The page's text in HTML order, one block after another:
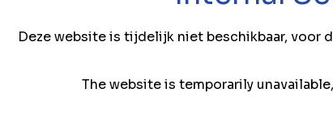
Deze website is tijdelijk niet beschikbaar, voor
The website is temporarily